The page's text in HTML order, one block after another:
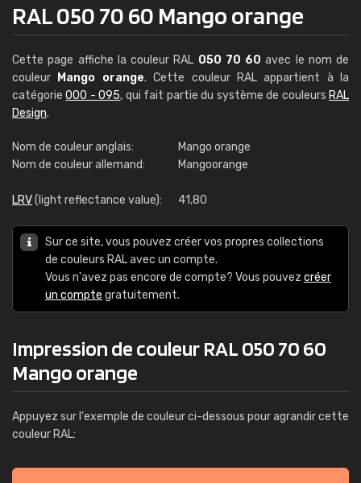
RAL 050 70 60 Mango orange
Cette page affiche la couleur RAL 050 70 60 avec le nom de
couleur
Mango orange. Cette couleur RAL appartient à la
catégorie000 - 095, qui fait partie du système de couleurs RAL
Design.
Nom de couleur anglais:
Mango orange
Nom de couleur allemand:
Mangoorange
LRV(light reflectance value): 41,80
Sur ce site, vous pouvez créer vos propres collections
de couleurs RAL avec un compte.
Vous n'avez pas encore de compte? Vous pouvez créer
un compte gratuitement.
Impression de couleur RAL 050 70 60
Mango orange
Appuyez sur l'exemple de couleur ci-dessous pour agrandir cette
couleur RAL: